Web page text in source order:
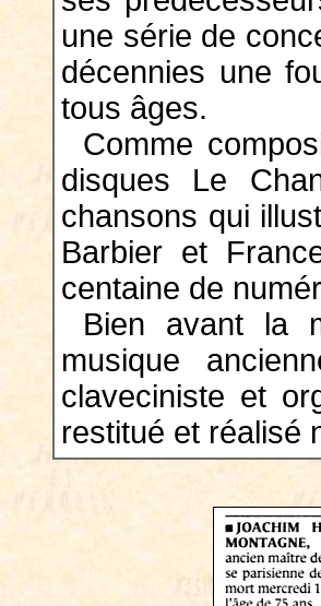
une série de
décennies une
tous âges.
Comme
disques Le
chansons qui
Barbier et
centaine de
Bien avant la
musique
claveciniste et
restitué et réalisé